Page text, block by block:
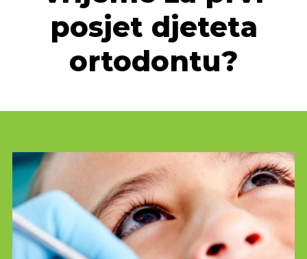
posjet djeteta
ortodontu?